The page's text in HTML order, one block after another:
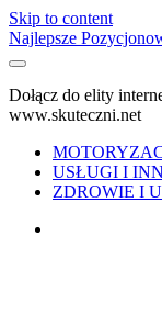
Skip to content
Najlepsze
Dołącz do elity
www.skuteczni.net
USŁUGI I
ZDROWIE I